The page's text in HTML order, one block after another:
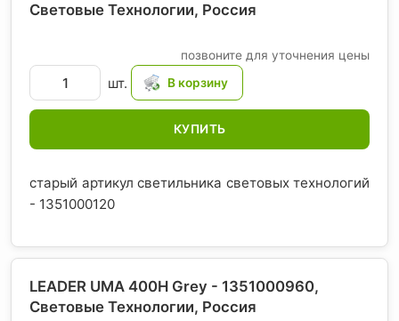
Световые Технологии, Россия
позвоните для уточнения цены
шт.
КУПИТЬ
старый артикул светильника световых технологий
- 1351000120
LEADER UMA 400H Grey - 1351000960,
Световые Технологии, Россия